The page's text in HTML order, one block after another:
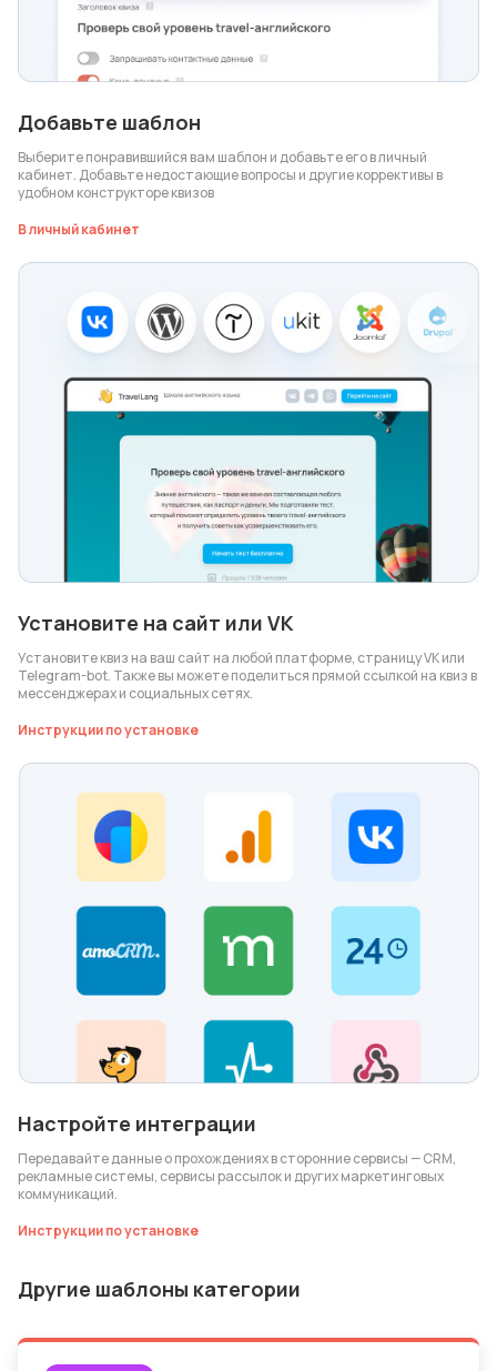
Добавьте шаблон
Выберите понравившийся вам шаблон и добавьте его в личный
кабинет. Добавьте недостающие вопросы и другие коррективы в
удобном конструкторе квизов
В личный кабинет
Установите на сайт или VK
Установите квиз на ваш сайт на любой платформе, страницу VK или
Telegram-bot. Также вы можете поделиться прямой ссылкой на квиз в
мессенджерах и социальных сетях.
Инструкции по установке
Настройте интеграции
Передавайте данные о прохождениях в сторонние сервисы — CRM,
рекламные системы, сервисы рассылок и других маркетинговых
коммуникаций.
Инструкции по установке
Другие шаблоны категории